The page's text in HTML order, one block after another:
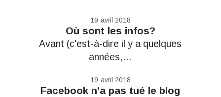
19 avril 2018
Où sont les infos?
Avant (c'est-à-dire il y a quelques
années,...
19 avril 2018
Facebook n'a pas tué le blog